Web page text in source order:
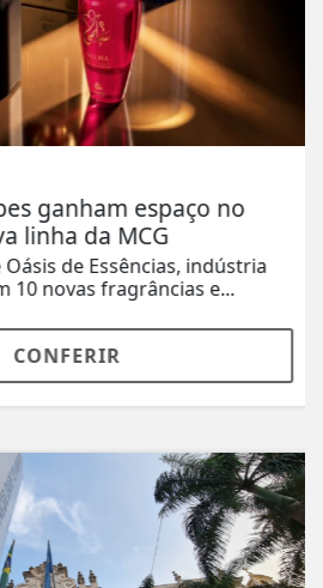
ganham espaço no
linha da MCG
de Essências, indústria
10 novas fragrâncias e...
CONFERIR